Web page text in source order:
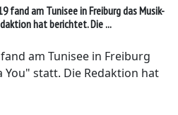
fand am Tunisee in Freiburg das Musik-
hat berichtet. Die ...
am Tunisee in Freiburg
You" statt. Die Redaktion hat